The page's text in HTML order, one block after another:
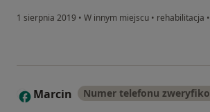
1 sierpnia 2019 • W innym miejscu • rehabilitacja •
M Marcin Numer telefonu